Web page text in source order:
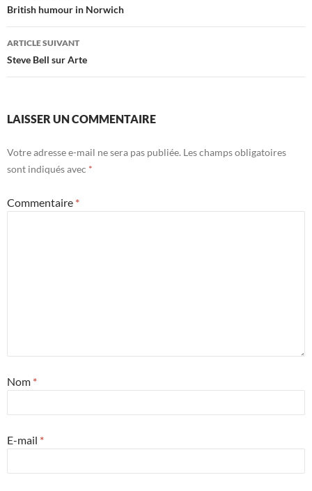
des
articles
British humour in Norwich
ARTICLE SUIVANT
Steve Bell sur Arte
LAISSER UN COMMENTAIRE
Votre adresse e-mail ne sera pas publiée. Les champs obligatoires
sont indiqués avec *
Commentaire *
Nom *
E-mail *